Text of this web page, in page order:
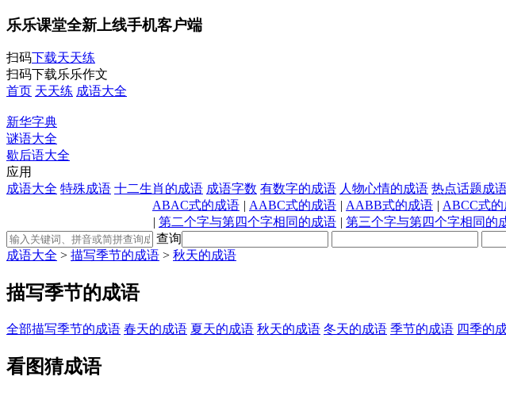
乐乐课堂全新上线手机客户端
扫码下载天天练
扫码下载乐乐作文
首页 天天练 成语大全
新华字典
谜语大全
歇后语大全
应用
成语大全 特殊成语 十二生肖的成语 成语字数 有数字的成语 人物心情的成语 热点话题成
ABAC式的成语 | AABC式的成语 | AABB式的成语 | ABCC式
| 第二个字与第四个字相同的成语 | 第三个字与第四个字相同的
查询
成语大全 > 描写季节的成语 > 秋天的成语
描写季节的成语
全部描写季节的成语 春天的成语 夏天的成语 秋天的成语 冬天的成语 季节的成语 四季的
看图猜成语